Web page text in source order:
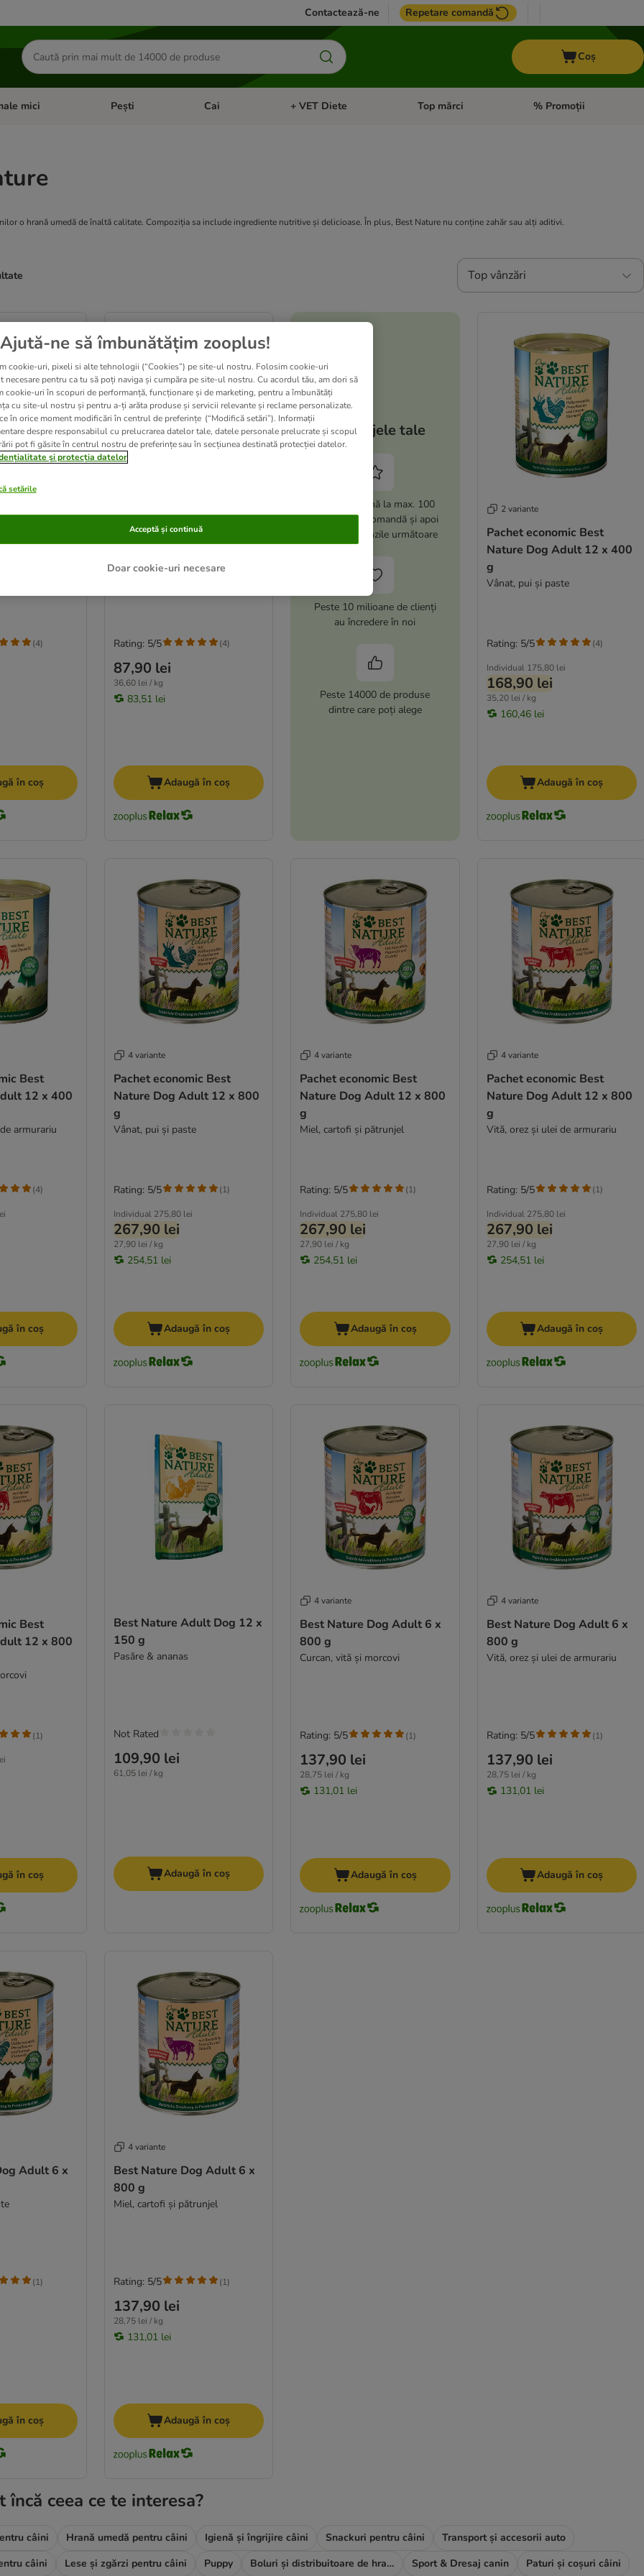
Contactează-ne Repetare comandă
Căutare
produse
Coș
Pisicimeniul cu categorii: Păsări
mici Deschideți meniul cu categorii: Animale mici
Pești Deschideți meniul cu categorii: Pești
Cai Deschideți meniul cu categorii: Cai
+ VET Diete Deschideți meniul cu categorii: + VET Diete
Top mărci Deschideți meniul cu
% Promoții
o hrană umedă de înaltă calitate. Compoziția sa include ingrediente nutritive și delicioase. În plus, Best Nature nu conține zahăr sau alți aditivi.
Top vânzări
Adult 6 x
armurariu
(4)
în coș
Best Nature Dog Adult 6 x
Vânat, pui și paste
87,90 lei
36,60 lei / kg
83,51 lei
Rating: 5/5 (4)
Adaugă în coș
Avantajele tale
Ai -15% (până la max. 100
lei) la prima comandă și apoi
-5% la comenzile următoare
Peste 10 milioane de clienți
au încredere în noi
Peste 14000 de produse
dintre care poți alege
2 variante
Pachet economic Best
Nature Dog Adult 12 x 400
g
Vânat, pui și paste
Individual 175,80 lei
168,90 lei
35,20 lei / kg
160,46 lei
Rating: 5/5 (4)
Adaugă în coș
Best
12 x 400
armurariu
(4)
în coș
4 variante
Pachet economic Best
Nature Dog Adult 12 x 800
g
Vânat, pui și paste
Individual 275,80 lei
267,90 lei
27,90 lei / kg
254,51 lei
Rating: 5/5 (1)
Adaugă în coș
4 variante
Pachet economic Best
Nature Dog Adult 12 x 800
g
Miel, cartofi și pătrunjel
Individual 275,80 lei
267,90 lei
27,90 lei / kg
254,51 lei
Rating: 5/5 (1)
Adaugă în coș
4 variante
Pachet economic Best
Nature Dog Adult 12 x 800
g
Vită, orez și ulei de armurariu
Individual 275,80 lei
267,90 lei
27,90 lei / kg
254,51 lei
Rating: 5/5 (1)
Adaugă în coș
Best
12 x 800
(1)
în coș
Best Nature Adult Dog 12 x
150 g
Pasăre & ananas
109,90 lei
61,05 lei / kg
Not Rated
Adaugă în coș
4 variante
Best Nature Dog Adult 6 x
800 g
Curcan, vită și morcovi
137,90 lei
28,75 lei / kg
131,01 lei
Rating: 5/5 (1)
Adaugă în coș
4 variante
Best Nature Dog Adult 6 x
800 g
Vită, orez și ulei de armurariu
137,90 lei
28,75 lei / kg
131,01 lei
Rating: 5/5 (1)
Adaugă în coș
Adult 6 x
(1)
în coș
4 variante
Best Nature Dog Adult 6 x
800 g
Miel, cartofi și pătrunjel
137,90 lei
28,75 lei / kg
131,01 lei
Rating: 5/5 (1)
Adaugă în coș
încă ceea ce te interesa?
câini Hrană umedă pentru câini Igienă și îngrijire câini Snackuri pentru câini
Transport și accesorii auto
câini
Lese și zgărzi pentru câini Puppy Boluri și distribuitoare de hrană și apă Sport & Dresaj canin Paturi și coșuri câini
Ajută-ne să îmbunătățim zooplus!
cookie-uri, pixeli si alte tehnologii (“Cookies”) pe site-ul nostru. Folosim cookie-uri
necesare pentru ca tu să poți naviga și cumpăra pe site-ul nostru. Cu acordul tău, am dori să
cookie-uri în scopuri de performanță, funcționare și de marketing, pentru a îmbunătăți
cu site-ul nostru și pentru a-ți arăta produse și servicii relevante și reclame personalizate.
în orice moment modificări în centrul de preferințe (“Modifică setări”). Informații
despre responsabilul cu prelucrarea datelor tale, datele personale prelucrate și scopul
pot fi găsite în centrul nostru de preferințe sau în secțiunea destinată protecției datelor.
și protecția datelor
setările
Doar cookie-uri necesare
Acceptă și continuă